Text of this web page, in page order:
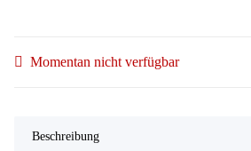
Momentan nicht verfügbar
Beschreibung